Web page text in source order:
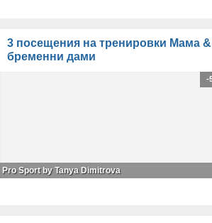
3 посещения на тренировки Мама
бременни дами
-
Pro Sport by Tanya Dimitrova